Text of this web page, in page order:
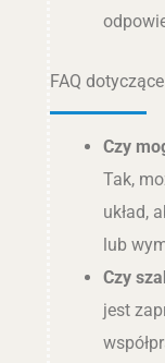
FAQ
Czy
Tak,
układ,
lub
Czy
jest